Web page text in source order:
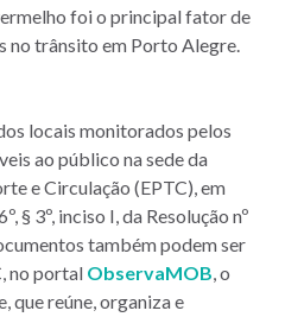
foi o principal fator de
no trânsito em Porto Alegre.
locais monitorados pelos
ao público na sede da
e Circulação (EPTC), em
§ 3º, inciso I, da Resolução nº
também podem ser
no portal ObservaMOB, o
reúne, organiza e